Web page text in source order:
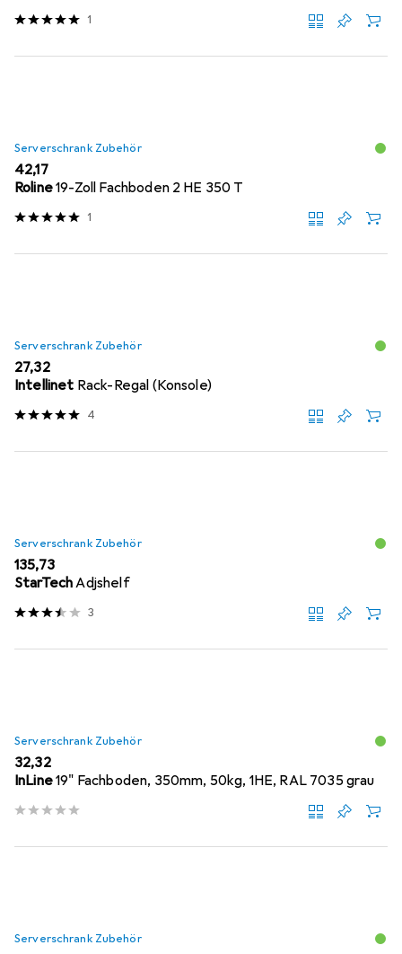
1
Serverschrank Zubehör
EUR
42,17
Roline19-Zoll Fachboden 2 HE 350 T
1
Serverschrank Zubehör
EUR
27,32
Intellinet Rack-Regal (Konsole)
4
Serverschrank Zubehör
EUR
135,73
StarTechAdjshelf
3
Serverschrank Zubehör
EUR
32,32
InLine19" Fachboden, 350mm, 50kg, 1HE, RAL 7035 grau
Serverschrank Zubehör